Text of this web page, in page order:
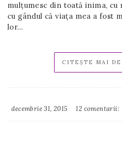
mulțumesc din toată inima,
cu gândul că viața mea a fost
lor…
CITEȘTE MAI
decembrie 31, 2015 12 comentarii: